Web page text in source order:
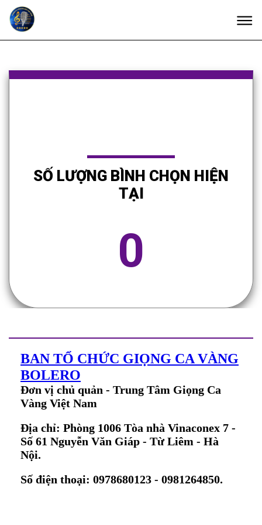
SỐ LƯỢNG BÌNH CHỌN HIỆN
TẠI
0
BAN TỔ CHỨC GIỌNG CA VÀNG
BOLERO
Đơn vị chủ quản - Trung Tâm Giọng Ca
Vàng Việt Nam
Địa chỉ: Phòng 1006 Tòa nhà Vinaconex 7 -
Số 61 Nguyễn Văn Giáp - Từ Liêm - Hà
Nội.
Số điện thoại: 0978680123 - 0981264850.